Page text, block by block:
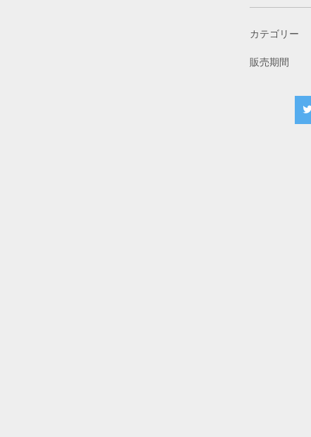
カテゴリー
販売期間